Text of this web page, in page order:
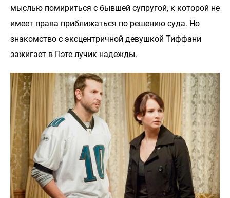
мыслью помириться с бывшей супругой, к которой не
имеет права приближаться по решению суда. Но
знакомство с эксцентричной девушкой Тиффани
зажигает в Пэте лучик надежды.